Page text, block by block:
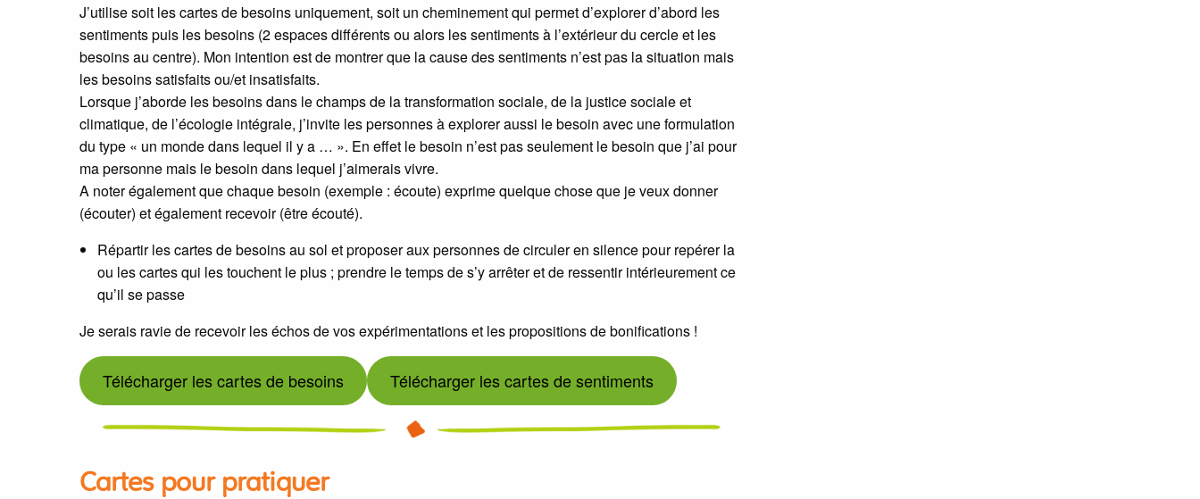
J’utilise soit les cartes de besoins uniquement, soit un cheminement qui permet d’explorer d’abord les
sentiments puis les besoins (2 espaces différents ou alors les sentiments à l’extérieur du cercle et les
besoins au centre). Mon intention est de montrer que la cause des sentiments n’est pas la situation mais
les besoins satisfaits ou/et insatisfaits.
Lorsque j’aborde les besoins dans le champs de la transformation sociale, de la justice sociale et
climatique, de l’écologie intégrale, j’invite les personnes à explorer aussi le besoin avec une formulation
du type « un monde dans lequel il y a … ». En effet le besoin n’est pas seulement le besoin que j’ai pour
ma personne mais le besoin dans lequel j’aimerais vivre.
A noter également que chaque besoin (exemple : écoute) exprime quelque chose que je veux donner
(écouter) et également recevoir (être écouté).
Répartir les cartes de besoins au sol et proposer aux personnes de circuler en silence pour repérer la
ou les cartes qui les touchent le plus ; prendre le temps de s’y arrêter et de ressentir intérieurement ce
qu’il se passe
Je serais ravie de recevoir les échos de vos expérimentations et les propositions de bonifications !
Télécharger les cartes de besoins Télécharger les cartes de sentiments
Cartes pour pratiquer